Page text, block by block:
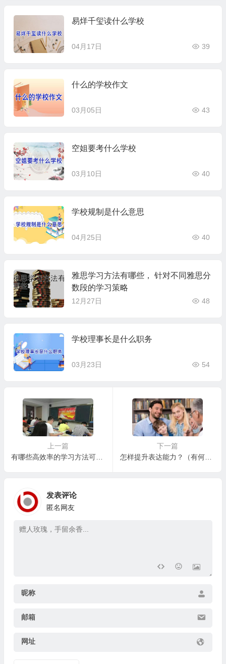
易烊千玺读什么学校
04月17日 39
什么的学校作文
03月05日 43
空姐要考什么学校
03月10日 40
学校规制是什么意思
04月25日 40
雅思学习方法有哪些， 针对不同雅思分
数段的学习策略
12月27日 48
学校理事长是什么职务
03月23日 54
上一篇
有哪些高效率的学习方法可以分享？
下一篇
怎样提升表达能力？（有何技巧能增强沟通技巧？）
发表评论
匿名网友
昵称
邮箱
网址